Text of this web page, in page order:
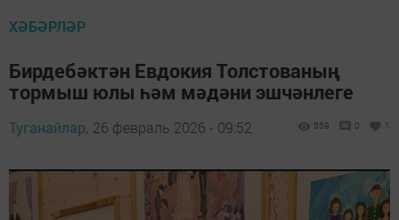
ХӘБӘРЛӘР
Бирдебәктән Евдокия Толстованың
тормыш юлы һәм мәдәни эшчәнлеге
Туганайлар, 26 февраль 2026 - 09:52 559 0 1